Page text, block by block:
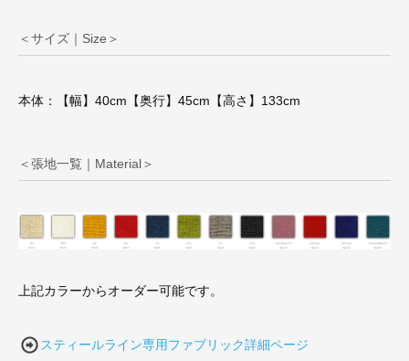
＜サイズ｜Size＞
本体：【幅】40cm【奥行】45cm【高さ】133cm
＜張地一覧｜Material＞
上記カラーからオーダー可能です。
スティールライン専用ファブリック詳細ページ